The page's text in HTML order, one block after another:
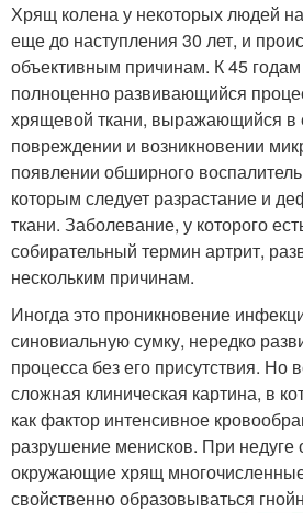
Хрящ колена у некоторых людей
еще до наступления 30 лет, и
объективным причинам. К 45
полноценно развивающийся
хрящевой ткани, выражающийся в
повреждении и возникновении
появлении обширного
которым следует разрастание и
ткани. Заболевание, у которого
собирательный термин артрит,
нескольким причинам.
Иногда это проникновение
синовиальную сумку, нередко
процесса без его присутствия. Но
сложная клиническая картина, в
как фактор интенсивное
разрушение менисков. При недуге
окружающие хрящ
свойственно образовываться